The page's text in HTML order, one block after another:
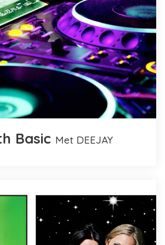
Basic met DEEJAY